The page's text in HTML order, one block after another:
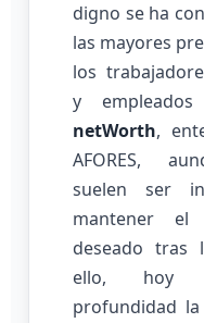
digno se ha
las mayores
los
y
netWorth,
AFORES,
suelen ser
mantener
deseado tras
ello, hoy
profundidad